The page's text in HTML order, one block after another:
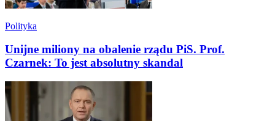
Polityka
Unijne miliony na obalenie rządu PiS. Prof.
Czarnek: To jest absolutny skandal